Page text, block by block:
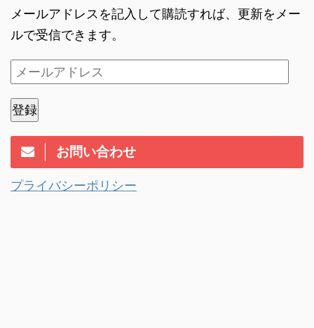
メールアドレスを記入して購読すれば、更新をメー
ルで受信できます。
登録
お問い合わせ
プライバシーポリシー